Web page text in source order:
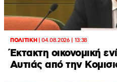
ΠΟΛΙΤΙΚΗ|04.08.2026 | 13:38
Έκτακτη οικονομική
Αυτιάς από την